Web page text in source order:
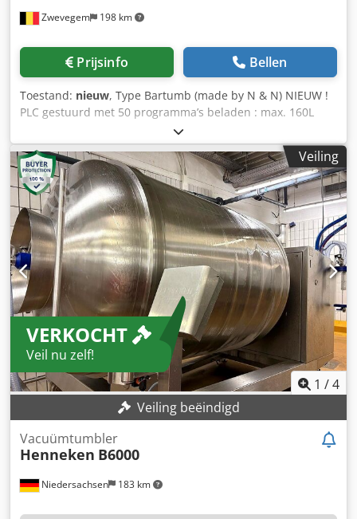
Zwevegem 198 km
Prijsinfo Bellen
Toestand: nieuw, Type Bartumb (made by N & N) NIEUW !
PLC gestuurd met 50 programma’s beladen : max. 160L
met vacuümpomp “Busch” 21m³ 2,3 kW Gewicht 380 kg
Codezg E Tgepfx Acwoha afmetingen (l x b x h) : ± 1.320 x
1.380 x 1.540 mm traploze snelheid van 2 tot 9 tpm een
grote diversiteit aan producten, zoals allerlei soorten
salades en vlees- en visproducten, kunnen gemengd/
getumbled worden met de Bartumb
Veiling
VERKOCHT
Veil nu zelf!
1 /4
Veiling beëindigd
Niedersachsen 183 km
Vacuümtumbler
Henneken B6000